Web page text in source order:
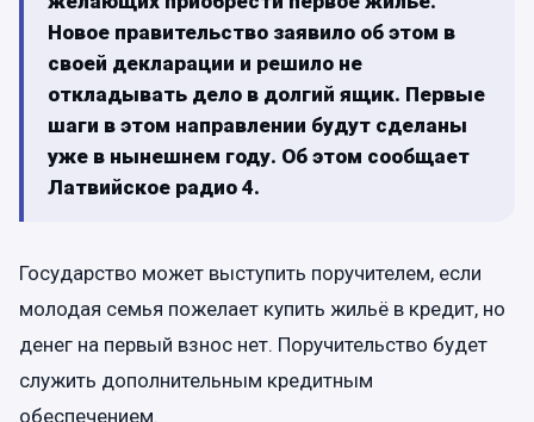
Новое правительство заявило об этом в
своей декларации и решило не
откладывать дело в долгий ящик. Первые
шаги в этом направлении будут сделаны
уже в нынешнем году. Об этом сообщает
Латвийское радио 4.
Государство может выступить поручителем, если
молодая семья пожелает купить жильё в кредит, но
денег на первый взнос нет. Поручительство будет
служить дополнительным кредитным
обеспечением.